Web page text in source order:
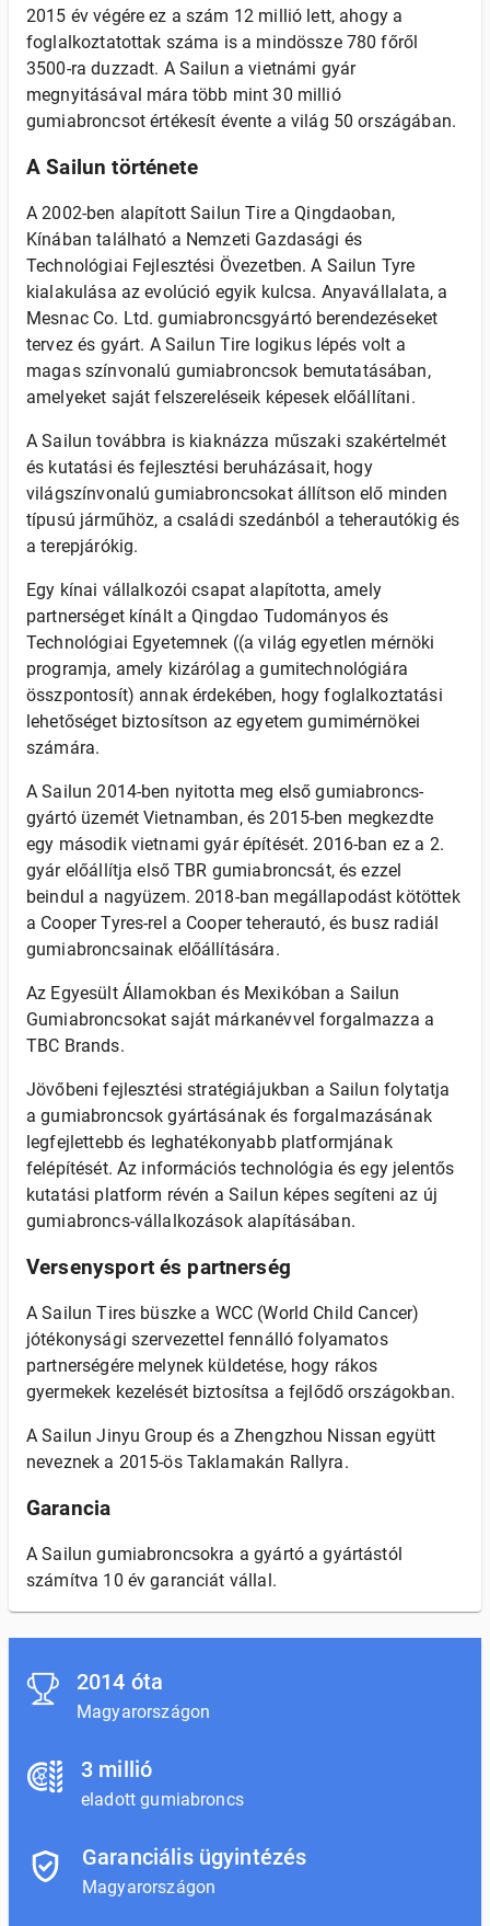
2015 év végére ez a szám 12 millió lett, ahogy a
foglalkoztatottak száma is a mindössze 780 főről
3500-ra duzzadt. A Sailun a vietnámi gyár
megnyitásával mára több mint 30 millió
gumiabroncsot értékesít évente a világ 50 országában.
A Sailun története
A 2002-ben alapított Sailun Tire a Qingdaoban,
Kínában található a Nemzeti Gazdasági és
Technológiai Fejlesztési Övezetben. A Sailun Tyre
kialakulása az evolúció egyik kulcsa. Anyavállalata, a
Mesnac Co. Ltd. gumiabroncsgyártó berendezéseket
tervez és gyárt. A Sailun Tire logikus lépés volt a
magas színvonalú gumiabroncsok bemutatásában,
amelyeket saját felszereléseik képesek előállítani.
A Sailun továbbra is kiaknázza műszaki szakértelmét
és kutatási és fejlesztési beruházásait, hogy
világszínvonalú gumiabroncsokat állítson elő minden
típusú járműhöz, a családi szedánból a teherautókig és
a terepjárókig.
Egy kínai vállalkozói csapat alapította, amely
partnerséget kínált a Qingdao Tudományos és
Technológiai Egyetemnek ((a világ egyetlen mérnöki
programja, amely kizárólag a gumitechnológiára
összpontosít) annak érdekében, hogy foglalkoztatási
lehetőséget biztosítson az egyetem gumimérnökei
számára.
A Sailun 2014-ben nyitotta meg első gumiabroncs-
gyártó üzemét Vietnamban, és 2015-ben megkezdte
egy második vietnami gyár építését. 2016-ban ez a 2.
gyár előállítja első TBR gumiabroncsát, és ezzel
beindul a nagyüzem. 2018-ban megállapodást kötöttek
a Cooper Tyres-rel a Cooper teherautó, és busz radiál
gumiabroncsainak előállítására.
Az Egyesült Államokban és Mexikóban a Sailun
Gumiabroncsokat saját márkanévvel forgalmazza a
TBC Brands.
Jövőbeni fejlesztési stratégiájukban a Sailun folytatja
a gumiabroncsok gyártásának és forgalmazásának
legfejlettebb és leghatékonyabb platformjának
felépítését. Az információs technológia és egy jelentős
kutatási platform révén a Sailun képes segíteni az új
gumiabroncs-vállalkozások alapításában.
Versenysport és partnerség
A Sailun Tires büszke a WCC (World Child Cancer)
jótékonysági szervezettel fennálló folyamatos
partnerségére melynek küldetése, hogy rákos
gyermekek kezelését biztosítsa a fejlődő országokban.
A Sailun Jinyu Group és a Zhengzhou Nissan együtt
neveznek a 2015-ös Taklamakán Rallyra.
Garancia
A Sailun gumiabroncsokra a gyártó a gyártástól
számítva 10 év garanciát vállal.
2014 óta
Magyarországon
3 millió
eladott gumiabroncs
Garanciális ügyintézés
Magyarországon